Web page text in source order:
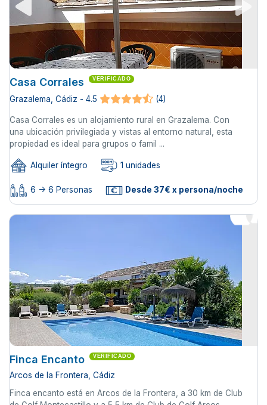
Casa Corrales VERIFICADO
Grazalema, Cádiz - 4.5 (4)
Casa Corrales es un alojamiento rural en Grazalema. Con
una ubicación privilegiada y vistas al entorno natural, esta
propiedad es ideal para grupos o famil ...
Alquiler íntegro 1 unidades
6 -> 6 Personas Desde 37€ x persona/noche
Finca Encanto VERIFICADO
Arcos de la Frontera, Cádiz
Finca encanto está en Arcos de la Frontera, a 30 km de Club